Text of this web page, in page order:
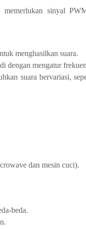
sinyal
menghasilkan suara.
dengan mengatur
suara bervariasi,
dan mesin cuci).
beda.